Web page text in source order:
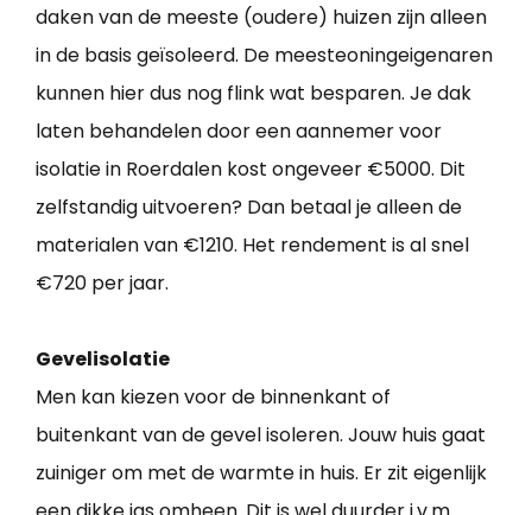
daken van de meeste (oudere) huizen zijn alleen
in de basis geïsoleerd. De meesteoningeigenaren
kunnen hier dus nog flink wat besparen. Je dak
laten behandelen door een aannemer voor
isolatie in Roerdalen kost ongeveer €5000. Dit
zelfstandig uitvoeren? Dan betaal je alleen de
materialen van €1210. Het rendement is al snel
€720 per jaar.
Gevelisolatie
Men kan kiezen voor de binnenkant of
buitenkant van de gevel isoleren. Jouw huis gaat
zuiniger om met de warmte in huis. Er zit eigenlijk